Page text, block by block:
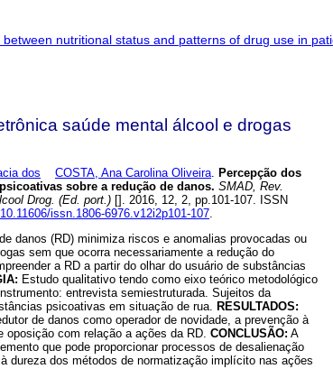
saúde mental álcool e drogas
dos COSTA, Ana Carolina Oliveira
Percepção dos
sobre a redução de danos. SMAD, Rev.
Drog. (Ed. port.) []. 2016, 12, 2, pp.101-107. ISSN
issn.1806-6976.v12i2p101-107
danos (RD) minimiza riscos e anomalias provocadas ou
sem que ocorra necessariamente a redução do
a RD a partir do olhar do usuário de substâncias
Estudo qualitativo tendo como eixo teórico metodológico
entrevista semiestruturada. Sujeitos da
psicoativas em situação de rua. RESULTADOS:
de danos como operador de novidade, a prevenção à
oposição com relação a ações da RD. CONCLUSÃO: A
que pode proporcionar processos de desalienação
dureza dos métodos de normatização implícito nas ações